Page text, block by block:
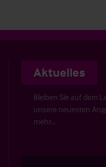
Aktuelles
Bleiben Sie auf dem
unsere neuesten
mehr…